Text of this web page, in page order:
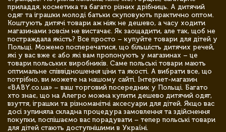
приладдя, косметика та багато різних дрібниць. А дитячий
одяг та іграшки молоді батьки скуповують практично оптом.
Коштують дитячі товари аж ніяк не дешево, а часу ходити
магазинами зовсім не вистачає. Як заощадити, але так, щоб не
постраждала якість? Все просто – купуйте товари для дітей у
Польщі. Можемо посперечатися, що більшість дитячих речей,
які у вас вже є або які вам пропонують у магазинах – це
товари польських виробників. Саме польські товари мають
оптимальне співвідношення ціни та якості. А вибрати все, що
потрібно, ви можете на нашому сайті. Інтернет-магазин
«BABY.co.ua» – ваш торговий посередник у Польщі. Багато
хто знає, що на Алегро можна купити дешево дитячий одяг,
взуття, іграшки та різноманітні аксесуари для дітей. Якщо вас
досі зупиняла складна процедура замовлення та здійснення
покупки, поспішаємо вас порадувати – тепер польські товари
для дітей стають доступнішими в Україні.